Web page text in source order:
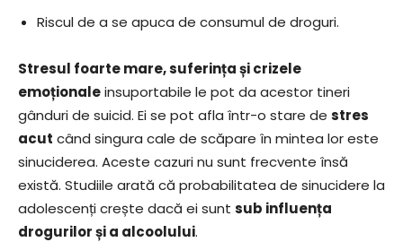
Riscul de a se apuca de consumul de droguri.
Stresul foarte mare, suferința și crizele
emoționaleinsuportabile le pot da acestor tineri
gânduri de suicid. Ei se pot afla într-o stare de stres
acut când singura cale de scăpare în mintea lor este
sinuciderea. Aceste cazuri nu sunt frecvente însă
există. Studiile arată că probabilitatea de sinucidere la
adolescenți crește dacă ei sunt sub influența
drogurilor și a alcoolului.